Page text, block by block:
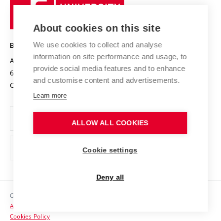
Research infrastructures
Projects
Projects from Structural Funds
Specific University Research
International Agreements
Safe University
Organization Structure
Official notice board
Personal Data Protection
Support and development of employees and students
Contacts
Technology
BRNO UNIVERSITY OF TECHNOLOGY
Antonínská 548/1
602 00 Brno
Czech Republic
www.vut.cz
vut@vutbr.cz
Copyright © 2026 VUT
Accessibility Statement
Cookies Policy
About cookies on this site
We use cookies to collect and analyse
information on site performance and usage, to
provide social media features and to enhance
and customise content and advertisements.
Learn more
ALLOW ALL COOKIES
Cookie settings
Deny all